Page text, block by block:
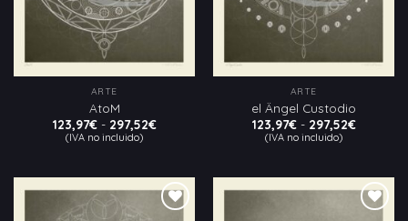
ARTE
AtoM
123,97€ - 297,52€Rango
hasta
297,52€
(IVA no incluido)
ARTE
el Ängel Custodio
123,97€ - 297,52€Rango
hasta
297,52€
(IVA no incluido)